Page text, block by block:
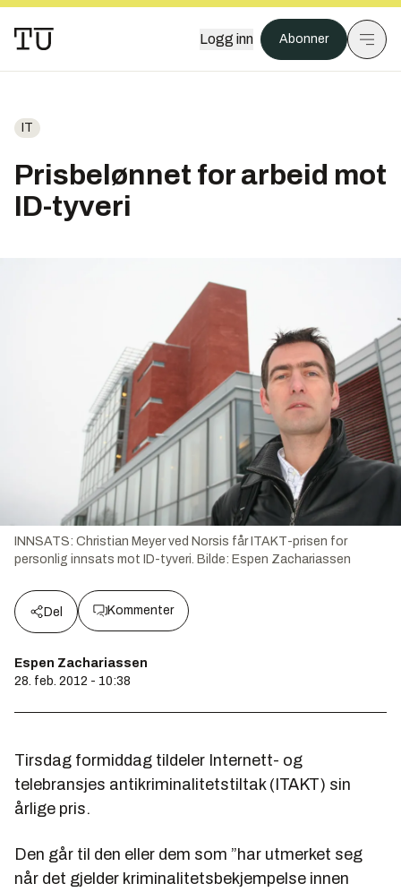
Logg inn Abonner
IT
Prisbelønnet for arbeid mot
ID-tyveri
INNSATS: Christian Meyer ved Norsis får ITAKT-prisen for
personlig innsats mot ID-tyveri. Bilde: Espen Zachariassen
Del Kommenter
Espen Zachariassen
28. feb. 2012 - 10:38
Tirsdag formiddag tildeler Internett- og
telebransjes antikriminalitetstiltak (ITAKT) sin
årlige pris.
Den går til den eller dem som ”har utmerket seg
når det gjelder kriminalitetsbekjempelse innen